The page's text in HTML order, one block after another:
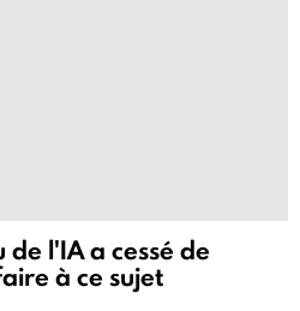
l'IA a cessé de
à ce sujet